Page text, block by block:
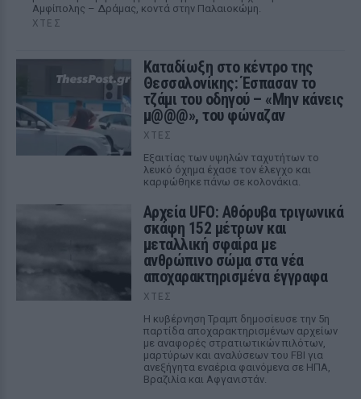
Αμφίπολης – Δράμας, κοντά στην Παλαιοκώμη.
ΧΤΕΣ
Καταδίωξη στο κέντρο της
Θεσσαλονίκης: Έσπασαν το
τζάμι του οδηγού – «Μην κάνεις
μ@@@», του φώναζαν
ΧΤΕΣ
Εξαιτίας των υψηλών ταχυτήτων το
λευκό όχημα έχασε τον έλεγχο και
καρφώθηκε πάνω σε κολονάκια.
Αρχεία UFO: Αθόρυβα τριγωνικά
σκάφη 152 μέτρων και
μεταλλική σφαίρα με
ανθρώπινο σώμα στα νέα
αποχαρακτηρισμένα έγγραφα
ΧΤΕΣ
Η κυβέρνηση Τραμπ δημοσίευσε την 5η
παρτίδα αποχαρακτηρισμένων αρχείων
με αναφορές στρατιωτικών πιλότων,
μαρτύρων και αναλύσεων του FBI για
ανεξήγητα εναέρια φαινόμενα σε ΗΠΑ,
Βραζιλία και Αφγανιστάν.